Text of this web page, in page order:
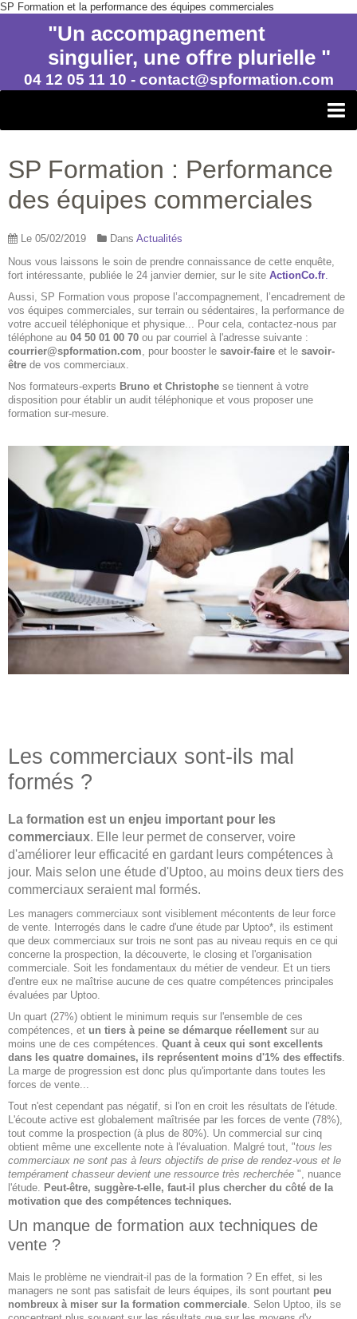
SP Formation et la performance des équipes commerciales
"Un accompagnement
singulier, une offre plurielle "
04 12 05 11 10 - contact@spformation.com
FORMATION PROFESSIONNELLE
ACCOMPAGNEMENTS
FINANCEMENT ET CERTIFICATIONS
SP Formation : Performance
des équipes commerciales
Le 05/02/2019 Dans Actualités
Nous vous laissons le soin de prendre connaissance de cette enquête,
fort intéressante, publiée le 24 janvier dernier, sur le site ActionCo.fr.
Aussi, SP Formation vous propose l’accompagnement, l’encadrement de
vos équipes commerciales, sur terrain ou sédentaires, la performance de
votre accueil téléphonique et physique... Pour cela, contactez-nous par
téléphone au 04 50 01 00 70 ou par courriel à l'adresse suivante :
courrier@spformation.com, pour booster le savoir-faire et le savoir-
être de vos commerciaux.
Nos formateurs-experts Bruno et Christophe se tiennent à votre
disposition pour établir un audit téléphonique et vous proposer une
formation sur-mesure.
Les commerciaux sont-ils mal
formés ?
La formation est un enjeu important pour les
commerciaux. Elle leur permet de conserver, voire
d'améliorer leur efficacité en gardant leurs compétences à
jour. Mais selon une étude d'Uptoo, au moins deux tiers des
commerciaux seraient mal formés.
Les managers commerciaux sont visiblement mécontents de leur force
de vente. Interrogés dans le cadre d'une étude par Uptoo*, ils estiment
que deux commerciaux sur trois ne sont pas au niveau requis en ce qui
concerne la prospection, la découverte, le closing et l'organisation
commerciale. Soit les fondamentaux du métier de vendeur. Et un tiers
d'entre eux ne maîtrise aucune de ces quatre compétences principales
évaluées par Uptoo.
Un quart (27%) obtient le minimum requis sur l'ensemble de ces
compétences, et un tiers à peine se démarque réellement sur au
moins une de ces compétences. Quant à ceux qui sont excellents
dans les quatre domaines, ils représentent moins d'1% des effectifs
La marge de progression est donc plus qu'importante dans toutes les
forces de vente...
Tout n'est cependant pas négatif, si l'on en croit les résultats de l'étude.
L'écoute active est globalement maîtrisée par les forces de vente (78%),
tout comme la prospection (à plus de 80%). Un commercial sur cinq
obtient même une excellente note à l'évaluation. Malgré tout, "tous les
commerciaux ne sont pas à leurs objectifs de prise de rendez-vous et le
tempérament chasseur devient une ressource très recherchée ", nuance
l'étude. Peut-être, suggère-t-elle, faut-il plus chercher du côté de la
motivation que des compétences techniques.
Un manque de formation aux techniques de
vente ?
Mais le problème ne viendrait-il pas de la formation ? En effet, si les
managers ne sont pas satisfait de leurs équipes, ils sont pourtant peu
nombreux à miser sur la formation commerciale . Selon Uptoo, ils se